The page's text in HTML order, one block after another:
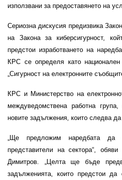
използвани за предоставянето на
Сериозна дискусия предизвика
на Закона за киберсигурност,
предстои изработването на
КРС се определя като
„Сигурност на електронните
КРС и Министерство на
междуведомствена работна
новите задължения, които следва
„Ще предложим наредбата
представители на сектора“,
Димитров. „Целта ще бъде
задълженията, които предстои